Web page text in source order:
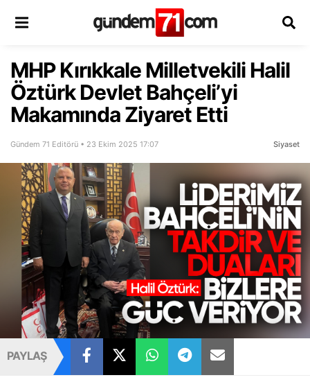
MHP Kırıkkale Milletvekili Halil
Öztürk Devlet Bahçeli’yi
Makamında Ziyaret Etti
Gündem 71 Editörü • 23 Ekim 2025 17:07 Siyaset
PAYLAŞ